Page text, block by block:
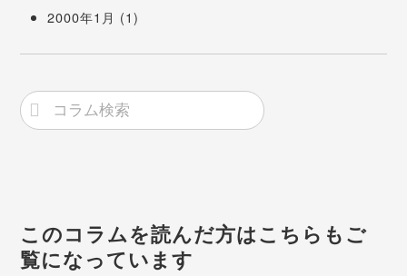
2000年1月 (1)
このコラムを読んだ方はこちらもご
覧になっています